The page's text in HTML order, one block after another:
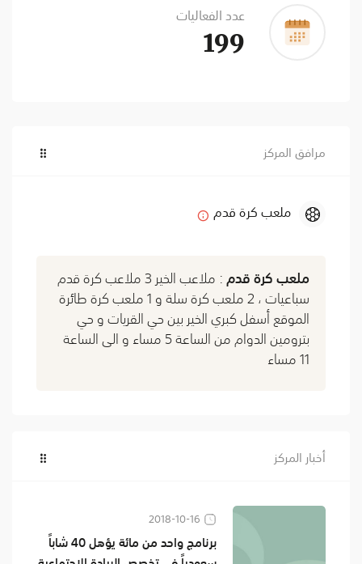
عدد الفعاليات
199
مرافق المركز
ملعب كرة قدم
ملعب كرة قدم : ملاعب الخير 3 ملاعب كرة قدم
سباعيات ، 2 ملعب كرة سلة و 1 ملعب كرة طائرة
الموقع أسفل كبري الخير بين حي القريات و حي
بترومين الدوام من الساعة 5 مساء و الى الساعة
11 مساء
أخبار المركز
2018-10-16
برنامج واحد من مائة يؤهل 40 شاباً